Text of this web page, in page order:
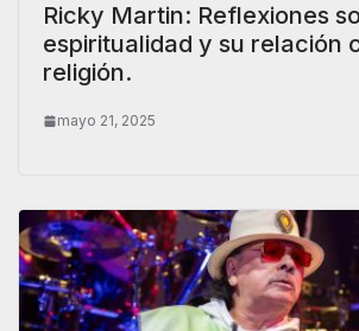
Ricky Martin: Reflexiones
espiritualidad y su relación
religión.
mayo 21, 2025